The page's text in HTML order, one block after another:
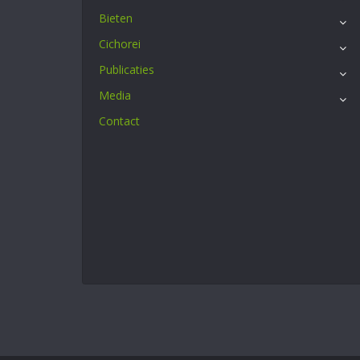
Bieten
Cichorei
Publicaties
Media
Contact